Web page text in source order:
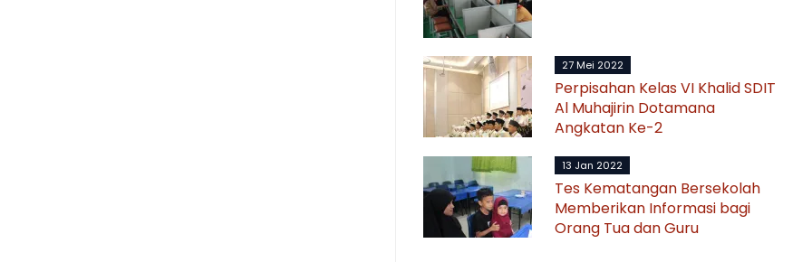
27 Mei 2022
Perpisahan Kelas VI Khalid SDIT
Al Muhajirin Dotamana
Angkatan Ke-2
13 Jan 2022
Tes Kematangan Bersekolah
Memberikan Informasi bagi
Orang Tua dan Guru